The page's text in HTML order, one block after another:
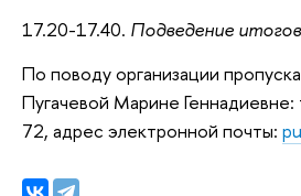
17.20-17.40. Подведение
По поводу организации
Пугачевой Марине
72, адрес электронной почты: